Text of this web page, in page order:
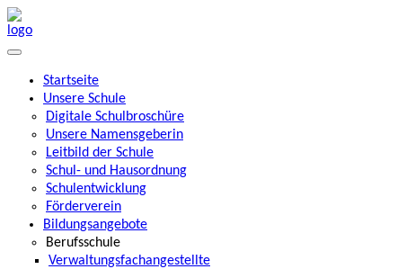
Startseite
Unsere Schule
Digitale Schulbroschüre
Unsere Namensgeberin
Leitbild der Schule
Schul- und Hausordnung
Schulentwicklung
Förderverein
Bildungsangebote
Berufsschule
Verwaltungsfachangestellte